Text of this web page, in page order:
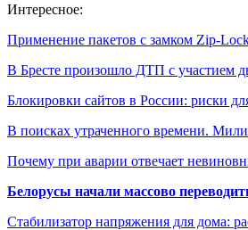
Интересное:
Применение пакетов с замком Zip-
В Бресте произошло ДТП с участием
Блокировки сайтов в России: риски
В поисках утраченного времени.
Почему при аварии отвечает
Белорусы начали массово
Стабилизатор напряжения для дома: